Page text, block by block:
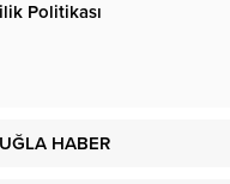
Politikası
HABER